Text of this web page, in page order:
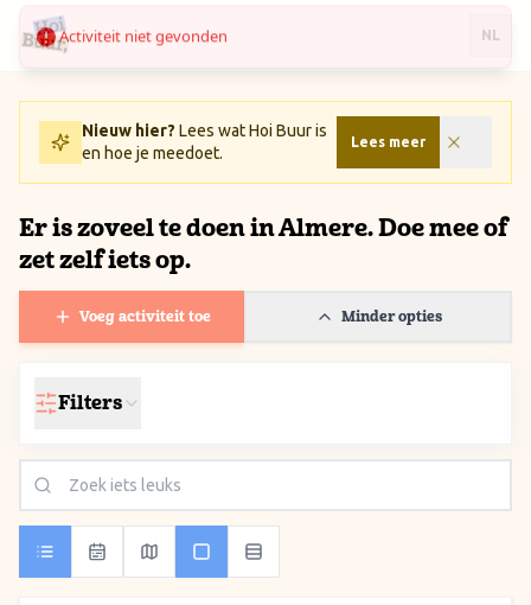
Ga naar inhoud / Skip to content
NL
Nieuw hier? Lees wat Hoi Buur is
en hoe je meedoet.
Lees meer
Er is zoveel te doen in Almere. Doe mee of
zet zelf iets op.
Voeg activiteit toe Minder opties
Filters